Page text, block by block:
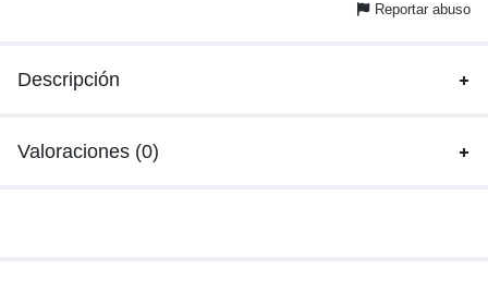
Reportar abuso
Descripción
Valoraciones (0)